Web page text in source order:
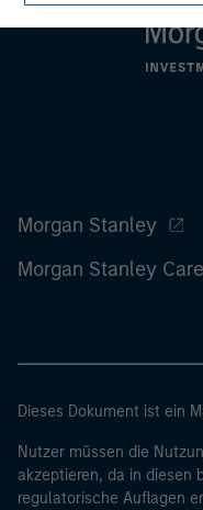
Morgan Stanley
Morgan Stanley
Dieses Dokument ist ein
Nutzer müssen die
akzeptieren, da in diesen
regulatorische Auflagen